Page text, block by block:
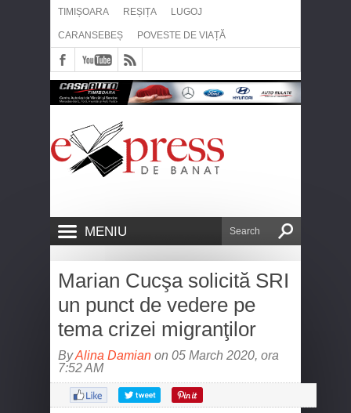
TIMIȘOARA REȘIȚA LUGOJ
CARANSEBEȘ POVESTE DE VIAȚĂ
MENIU
Marian Cucşa solicită SRI
un punct de vedere pe
tema crizei migranţilor
ByAlina Damian on 05 March 2020, ora
7:52 AM